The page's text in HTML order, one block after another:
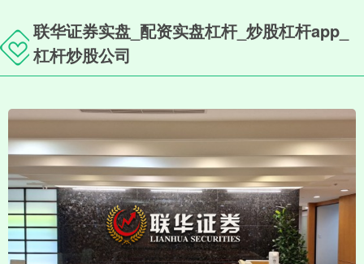
联华证券实盘_配资实盘杠杆_炒股杠杆app_
杠杆炒股公司